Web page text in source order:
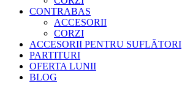
CONTRABAS
ACCESORII
CORZI
ACCESORII PENTRU SUFLĂTORI
PARTITURI
OFERTA LUNII
BLOG